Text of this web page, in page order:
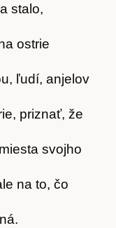
stalo,
ostrie
ľudí, anjelov
priznať, že
svojho
na to, čo